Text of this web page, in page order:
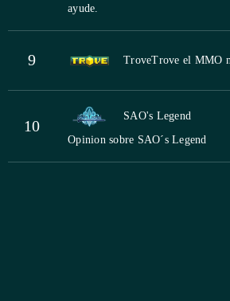
ayude.
9 TroveTrove el MMO
10
SAO's Legend
Opinion sobre SAO´s Legend